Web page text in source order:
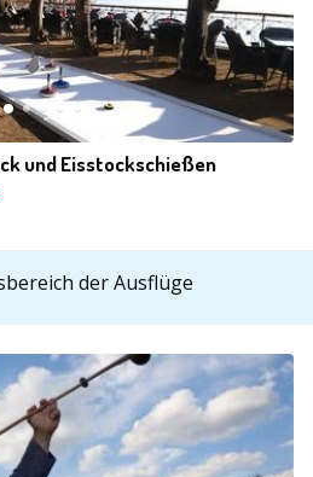
und Eisstockschießen
der Ausflüge